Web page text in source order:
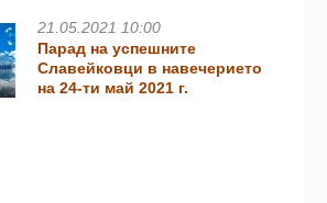
21.05.2021 10:00
Парад на успешните
Славейковци в навечерието
на 24-ти май 2021 г.